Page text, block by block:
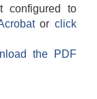
configured to
orclick
the PDF